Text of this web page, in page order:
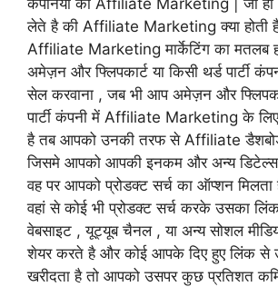
कंपनियों की Affiliate Marketing | जी हाँ
लेते है की Affiliate Marketing क्या होती
Affiliate Marketing मार्केटिंग का मतलब
अमेज़न और फ्लिपकार्ट या किसी थर्ड पार्टी
सेल करवाना , जब भी आप अमेज़न और
पार्टी कंपनी में Affiliate Marketing के
है तब आपको उनकी तरफ से Affiliate
जिसमे आपको आपकी इनकम और अन्य डिटेल्स
वह पर आपको प्रोडक्ट सर्च का ऑप्शन
वहां से कोई भी प्रोडक्ट सर्च करके उसका
वेबसाइट , यूट्यूब चैनल , या अन्य सोशल
शेयर करते है और कोई आपके दिए हुए लिंक से
खरीदता है तो आपको उसपर कुछ प्रतिशत